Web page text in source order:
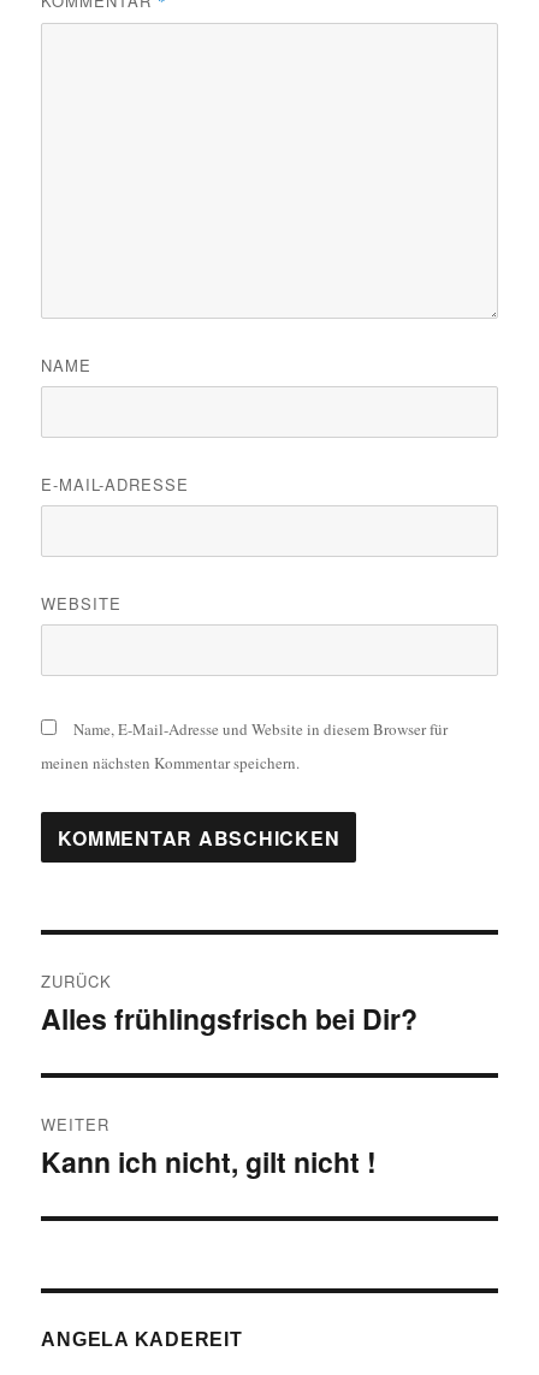
NAME
E-MAIL-ADRESSE
WEBSITE
Name, E-Mail-Adresse und Website in diesem Browser für
meinen nächsten Kommentar speichern.
ZURÜCK
Vorheriger
Alles frühlingsfrisch bei Dir?
WEITER
Nächster
Kann ich nicht, gilt nicht !
ANGELA KADEREIT